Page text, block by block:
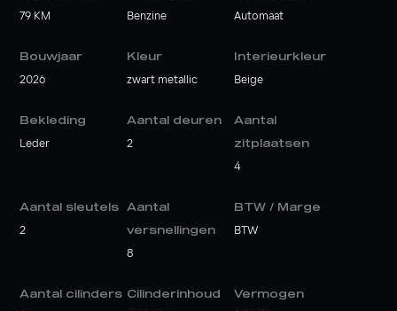
79 KM Benzine Automaat
Bouwjaar
2026
Kleur
zwart metallic
Interieurkleur
Beige
Bekleding
Leder
Aantal deuren
2
Aantal
zitplaatsen
4
Aantal sleutels
2
Aantal
versnellingen
8
BTW / Marge
BTW
Aantal cilinders Cilinderinhoud Vermogen